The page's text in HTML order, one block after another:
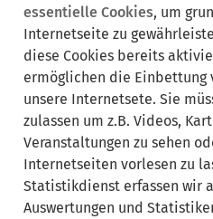
essentielle Cookies, um
Internetseite zu
diese Cookies bereits
ermöglichen die Einbettung
unsere Internetsete. Sie
zulassen um z.B. Videos,
Veranstaltungen zu sehen
Internetseiten vorlesen zu
Statistikdienst erfassen wir
Auswertungen und